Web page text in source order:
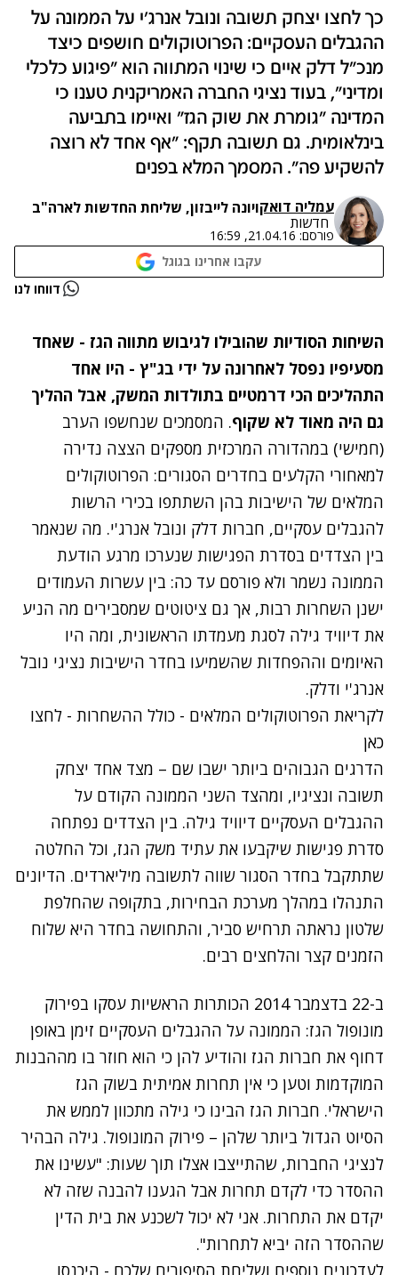
כך לחצו יצחק תשובה ונובל אנרג'י על הממונה על
ההגבלים העסקיים: הפרוטוקולים חושפים כיצד
מנכ"ל דלק איים כי שינוי המתווה הוא "פיגוע כלכלי
ומדיני", בעוד נציגי החברה האמריקנית טענו כי
המדינה "גומרת את שוק הגז" ואיימו בתביעה
בינלאומית. גם תשובה תקף: "אף אחד לא רוצה
להשקיע פה". המסמך המלא בפנים
עמליה דואקויונה לייבזון, שליחת החדשות לארה"ב
חדשות
פורסם: 21.04.16, 16:59
עקבו אחרינו בגוגל
נתקלנו בבעיה דווחו לנו
השיחות הסודיות שהובילו לגיבוש מתווה הגז - שאחד
מסעיפיו נפסל לאחרונה על ידי בג"ץ - היו אחד
התהליכים הכי דרמטיים בתולדות המשק, אבל ההליך
גם היה מאוד לא שקוף. המסמכים שנחשפו הערב
(חמישי) במהדורה המרכזית מספקים הצצה נדירה
למאחורי הקלעים בחדרים הסגורים: הפרוטוקולים
המלאים של הישיבות בהן השתתפו בכירי הרשות
להגבלים עסקיים, חברות דלק ונובל אנרג'י. מה שנאמר
בין הצדדים בסדרת הפגישות שנערכו מרגע הודעת
הממונה נשמר ולא פורסם עד כה: בין עשרות העמודים
ישנן השחרות רבות, אך גם ציטוטים שמסבירים מה הניע
את דיוויד גילה לסגת מעמדתו הראשונית, ומה היו
האיומים וההפחדות שהשמיעו בחדר הישיבות נציגי נובל
אנרג'י ודלק.
לקריאת הפרוטוקולים המלאים - כולל ההשחרות - לחצו
כאן
הדרגים הגבוהים ביותר ישבו שם – מצד אחד יצחק
תשובה ונציגיו, ומהצד השני הממונה הקודם על
ההגבלים העסקיים דיוויד גילה. בין הצדדים נפתחה
סדרת פגישות שיקבעו את עתיד משק הגז, וכל החלטה
שתתקבל בחדר הסגור שווה לתשובה מיליארדים. הדיונים
התנהלו במהלך מערכת הבחירות, בתקופה שהחלפת
שלטון נראתה תרחיש סביר, והתחושה בחדר היא שלוח
הזמנים קצר והלחצים רבים.
ב-22 בדצמבר 2014 הכותרות הראשיות עסקו בפירוק
מונופול הגז: הממונה על ההגבלים העסקיים זימן באופן
דחוף את חברות הגז והודיע להן כי הוא חוזר בו מההבנות
המוקדמות וטען כי אין תחרות אמיתית בשוק הגז
הישראלי. חברות הגז הבינו כי גילה מתכוון לממש את
הסיוט הגדול ביותר שלהן – פירוק המונופול. גילה הבהיר
לנציגי החברות, שהתייצבו אצלו תוך שעות: "עשינו את
ההסדר כדי לקדם תחרות אבל הגענו להבנה שזה לא
יקדם את התחרות. אני לא יכול לשכנע את בית הדין
שההסדר הזה יביא לתחרות".
לעדכונים נוספים ושליחת הסיפורים שלכם - היכנסו